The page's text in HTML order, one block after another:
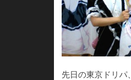
先日の東京ドリパ